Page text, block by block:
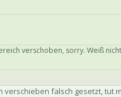
verschoben, sorry. Weiß
falsch gesetzt, tut